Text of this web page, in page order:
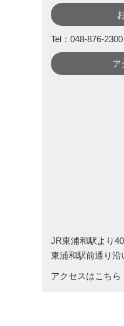
Tel：048-876-2300
ア
JR東浦和駅より
東浦和駅前通り沿
アクセスはこちら